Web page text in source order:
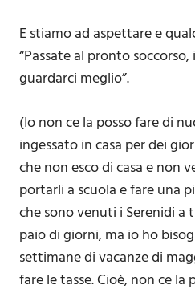
E stiamo ad aspettare e
“Passate al pronto
guardarci meglio”.
(Io non ce la posso fare di
ingessato in casa per dei
che non esco di casa e non
portarli a scuola e fare una
che sono venuti i Serenidi a
paio di giorni, ma io ho
settimane di vacanze di
fare le tasse. Cioè, non ce la